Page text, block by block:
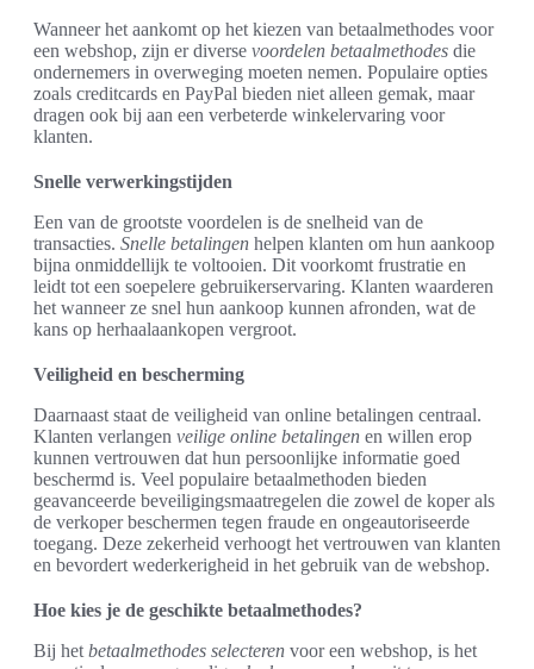
Wanneer het aankomt op het kiezen van betaalmethodes voor
een webshop, zijn er diverse voordelen betaalmethodes die
ondernemers in overweging moeten nemen. Populaire opties
zoals creditcards en PayPal bieden niet alleen gemak, maar
dragen ook bij aan een verbeterde winkelervaring voor
klanten.
Snelle verwerkingstijden
Een van de grootste voordelen is de snelheid van de
transacties. Snelle betalingen helpen klanten om hun aankoop
bijna onmiddellijk te voltooien. Dit voorkomt frustratie en
leidt tot een soepelere gebruikerservaring. Klanten waarderen
het wanneer ze snel hun aankoop kunnen afronden, wat de
kans op herhaalaankopen vergroot.
Veiligheid en bescherming
Daarnaast staat de veiligheid van online betalingen centraal.
Klanten verlangen veilige online betalingen en willen erop
kunnen vertrouwen dat hun persoonlijke informatie goed
beschermd is. Veel populaire betaalmethoden bieden
geavanceerde beveiligingsmaatregelen die zowel de koper als
de verkoper beschermen tegen fraude en ongeautoriseerde
toegang. Deze zekerheid verhoogt het vertrouwen van klanten
en bevordert wederkerigheid in het gebruik van de webshop.
Hoe kies je de geschikte betaalmethodes?
Bij het betaalmethodes selecteren voor een webshop, is het